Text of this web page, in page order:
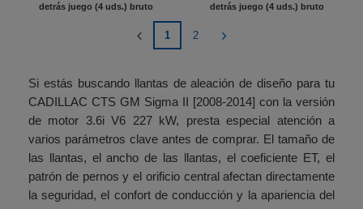
detrás juego (4 uds.) bruto detrás juego (4 uds.) bruto
1 2
Si estás buscando llantas de aleación de diseño para tu
CADILLAC CTS GM Sigma II [2008-2014] con la versión
de motor 3.6i V6 227 kW, presta especial atención a
varios parámetros clave antes de comprar. El tamaño de
las llantas, el ancho de las llantas, el coeficiente ET, el
patrón de pernos y el orificio central afectan directamente
la seguridad, el confort de conducción y la apariencia del